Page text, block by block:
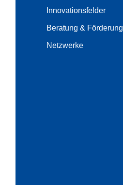
Innovationsfelder
Beratung & Förderung
Netzwerke